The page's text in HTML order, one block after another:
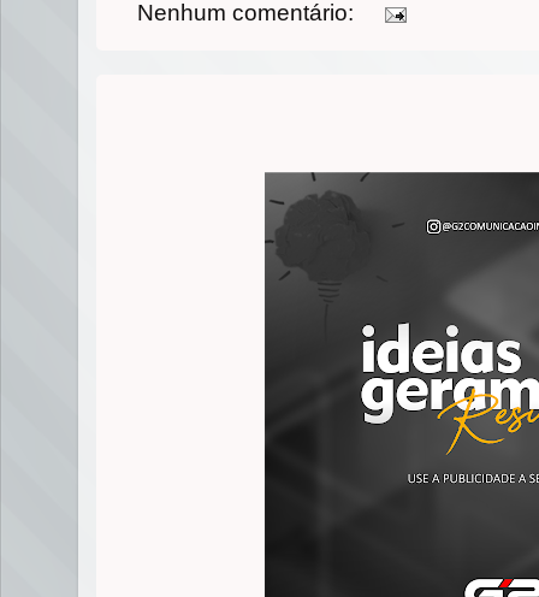
Nenhum comentário: